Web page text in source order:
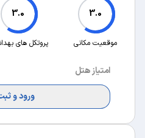
3.0
موقعیت مکانی
3.0
پروتکل های
امتیاز هتل
ورود و